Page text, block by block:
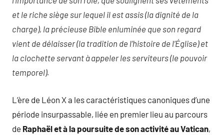
et le riche siège sur lequel il est assis (la dignité de la
charge), la précieuse Bible enluminée que son regard
vient de délaisser (la tradition de l’histoire de l’Église) et
la clochette servant à appeler les serviteurs (le pouvoir
temporel).
L’ère de Léon X a les caractéristiques canoniques d’une
période insurpassable, liée en premier lieu au parcours
de Raphaël et à la poursuite de son activité au Vatican,